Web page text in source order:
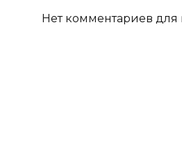
Нет комментариев для